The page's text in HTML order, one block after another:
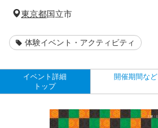
東京都国立市
体験イベント・アクティビティ
イベント詳細
トップ
開催期間など